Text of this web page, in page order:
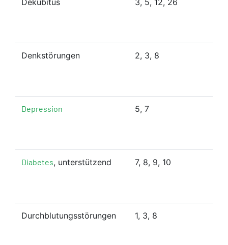
Denkstörungen 2, 3, 8
Depression 5, 7
Diabetes, unterstützend 7, 8, 9, 10
Durchblutungsstörungen 1, 3, 8